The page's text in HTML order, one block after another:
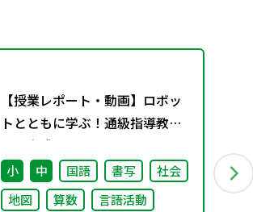
【授業レポート・動画】ロボッ
トとともに学ぶ！通級指導教室
での実践～コミュニケーション
力と自己肯定感を育てる～
小 中 国語 書写
社会
地図
算数 言語活動